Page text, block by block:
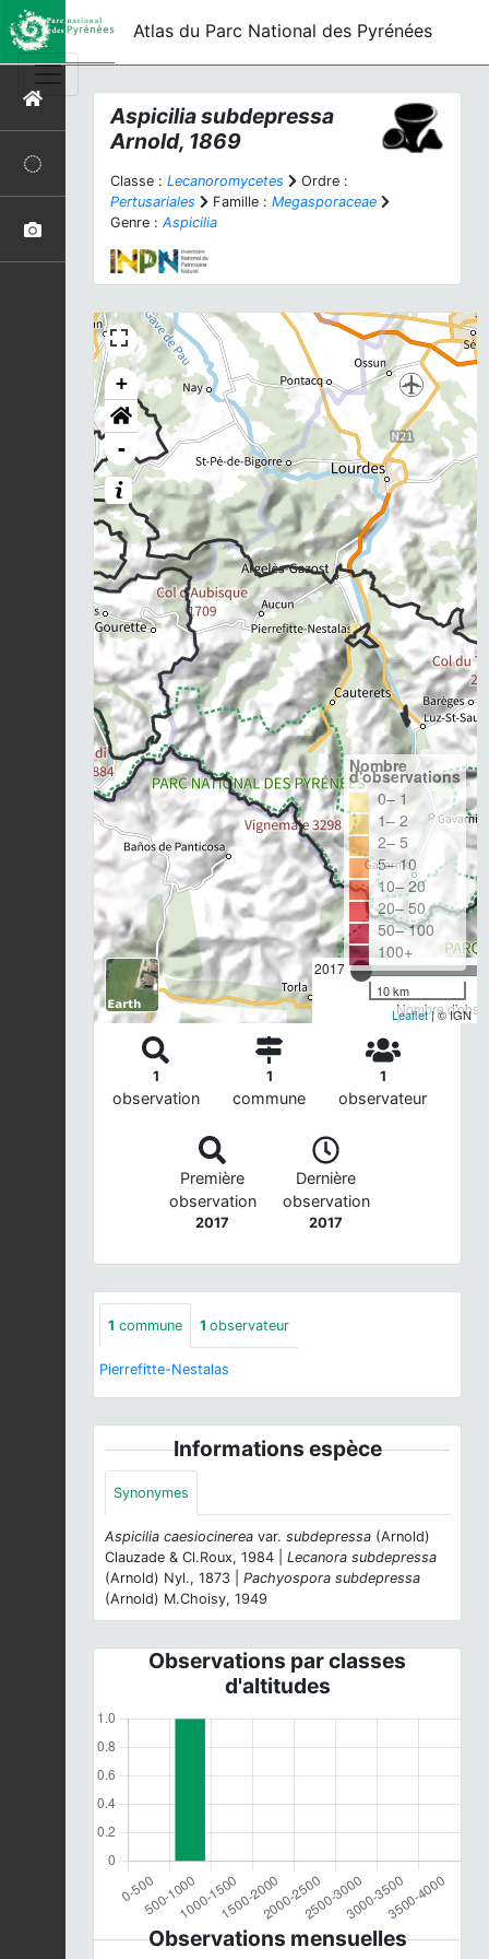
Atlas du Parc National des Pyrénées
Aspicilia subdepressa
Arnold, 1869
Classe : Lecanoromycetes
Ordre :
Pertusariales
Famille : Megasporaceae
Genre : Aspicilia
+
-
2017
Nombre
Nombre
d'observations
0– 1
1– 2
2– 5
5– 10
10– 20
20– 50
50– 100
100+
10 km
Leaflet| © IGN
1
observation
1
commune
1
observateur
Première
observation
2017
Dernière
observation
2017
1 commune 1 observateur
Pierrefitte-Nestalas
Informations espèce
Synonymes
Aspicilia caesiocinerea var. subdepressa (Arnold)
Clauzade & Cl.Roux, 1984 | Lecanora subdepressa
(Arnold) Nyl., 1873 | Pachyospora subdepressa
(Arnold) M.Choisy, 1949
Observations par classes
d'altitudes
Observations mensuelles